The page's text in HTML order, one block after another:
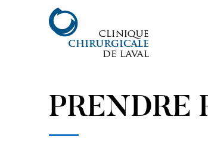
PRENDRE